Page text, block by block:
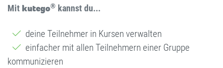
Mit kutego® kannst du...
deine Teilnehmer in Kursen verwalten
einfacher mit allen Teilnehmern einer Gruppe
kommunizieren